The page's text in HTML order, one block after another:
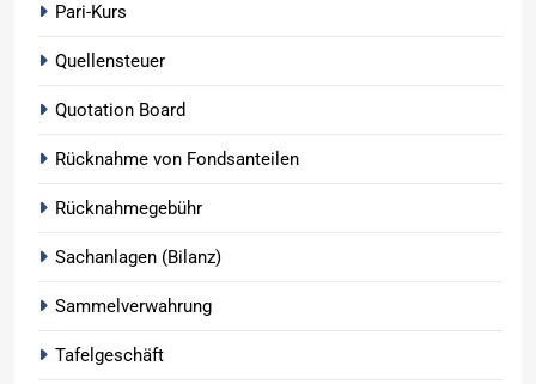
Pari-Kurs
Quellensteuer
Quotation Board
Rücknahme von Fondsanteilen
Rücknahmegebühr
Sachanlagen (Bilanz)
Sammelverwahrung
Tafelgeschäft